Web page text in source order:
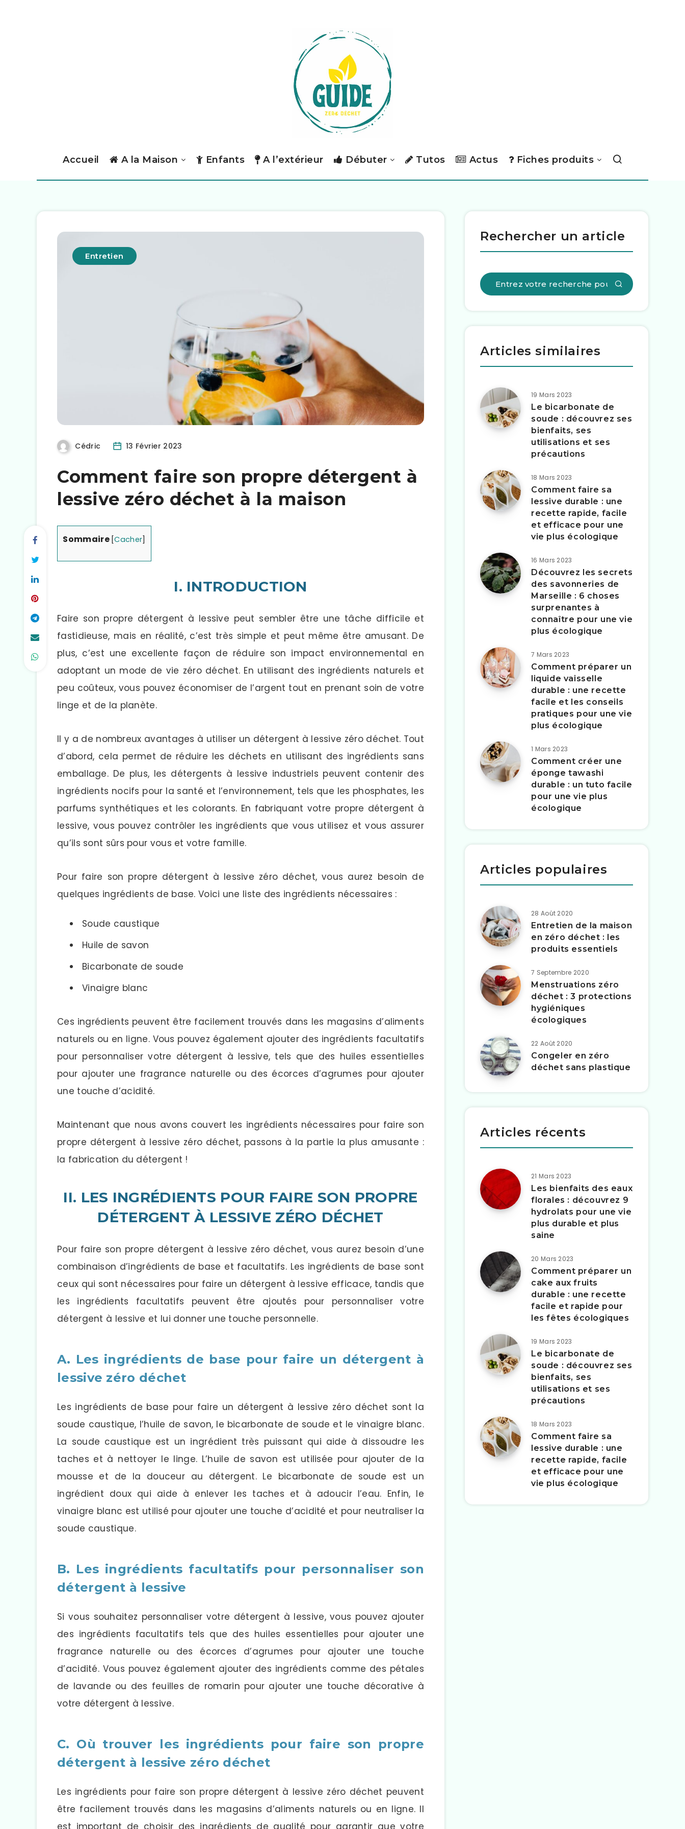
Accueil A la Maison Enfants A l’extérieur Débuter Tutos Actus Fiches produits
Entretien
Cédric 13 Février 2023
Comment faire son propre détergent à
lessive zéro déchet à la maison
Sommaire [Cacher]
I. INTRODUCTION
Faire son propre détergent à lessive peut sembler être une tâche difficile et
fastidieuse, mais en réalité, c’est très simple et peut même être amusant. De
plus, c’est une excellente façon de réduire son impact environnemental en
adoptant un mode de vie zéro déchet. En utilisant des ingrédients naturels et
peu coûteux, vous pouvez économiser de l’argent tout en prenant soin de votre
linge et de la planète.
Il y a de nombreux avantages à utiliser un détergent à lessive zéro déchet. Tout
d’abord, cela permet de réduire les déchets en utilisant des ingrédients sans
emballage. De plus, les détergents à lessive industriels peuvent contenir des
ingrédients nocifs pour la santé et l’environnement, tels que les phosphates, les
parfums synthétiques et les colorants. En fabriquant votre propre détergent à
lessive, vous pouvez contrôler les ingrédients que vous utilisez et vous assurer
qu’ils sont sûrs pour vous et votre famille.
Pour faire son propre détergent à lessive zéro déchet, vous aurez besoin de
quelques ingrédients de base. Voici une liste des ingrédients nécessaires :
Soude caustique
Huile de savon
Bicarbonate de soude
Vinaigre blanc
Ces ingrédients peuvent être facilement trouvés dans les magasins d’aliments
naturels ou en ligne. Vous pouvez également ajouter des ingrédients facultatifs
pour personnaliser votre détergent à lessive, tels que des huiles essentielles
pour ajouter une fragrance naturelle ou des écorces d’agrumes pour ajouter
une touche d’acidité.
Maintenant que nous avons couvert les ingrédients nécessaires pour faire son
propre détergent à lessive zéro déchet, passons à la partie la plus amusante :
la fabrication du détergent !
II. LES INGRÉDIENTS POUR FAIRE SON PROPRE
DÉTERGENT À LESSIVE ZÉRO DÉCHET
Pour faire son propre détergent à lessive zéro déchet, vous aurez besoin d’une
combinaison d’ingrédients de base et facultatifs. Les ingrédients de base sont
ceux qui sont nécessaires pour faire un détergent à lessive efficace, tandis que
les ingrédients facultatifs peuvent être ajoutés pour personnaliser votre
détergent à lessive et lui donner une touche personnelle.
A. Les ingrédients de base pour faire un détergent à
lessive zéro déchet
Les ingrédients de base pour faire un détergent à lessive zéro déchet sont la
soude caustique, l’huile de savon, le bicarbonate de soude et le vinaigre blanc.
La soude caustique est un ingrédient très puissant qui aide à dissoudre les
taches et à nettoyer le linge. L’huile de savon est utilisée pour ajouter de la
mousse et de la douceur au détergent. Le bicarbonate de soude est un
ingrédient doux qui aide à enlever les taches et à adoucir l’eau. Enfin, le
vinaigre blanc est utilisé pour ajouter une touche d’acidité et pour neutraliser la
soude caustique.
B. Les ingrédients facultatifs pour personnaliser son
détergent à lessive
Si vous souhaitez personnaliser votre détergent à lessive, vous pouvez ajouter
des ingrédients facultatifs tels que des huiles essentielles pour ajouter une
fragrance naturelle ou des écorces d’agrumes pour ajouter une touche
d’acidité. Vous pouvez également ajouter des ingrédients comme des pétales
de lavande ou des feuilles de romarin pour ajouter une touche décorative à
votre détergent à lessive.
C. Où trouver les ingrédients pour faire son propre
détergent à lessive zéro déchet
Les ingrédients pour faire son propre détergent à lessive zéro déchet peuvent
être facilement trouvés dans les magasins d’aliments naturels ou en ligne. Il
Rechercher un article
Articles similaires
19 Mars 2023
Le bicarbonate de
soude : découvrez ses
bienfaits, ses
utilisations et ses
précautions
18 Mars 2023
Comment faire sa
lessive durable : une
recette rapide, facile
et efficace pour une
vie plus écologique
16 Mars 2023
Découvrez les secrets
des savonneries de
Marseille : 6 choses
surprenantes à
connaître pour une vie
plus écologique
7 Mars 2023
Comment préparer un
liquide vaisselle
durable : une recette
facile et les conseils
pratiques pour une vie
plus écologique
1 Mars 2023
Comment créer une
éponge tawashi
durable : un tuto facile
pour une vie plus
écologique
Articles populaires
28 Août 2020
Entretien de la maison
en zéro déchet : les
produits essentiels
7 Septembre 2020
Menstruations zéro
déchet : 3 protections
hygiéniques
écologiques
22 Août 2020
Congeler en zéro
déchet sans plastique
Articles récents
21 Mars 2023
Les bienfaits des eaux
florales : découvrez 9
hydrolats pour une vie
plus durable et plus
saine
20 Mars 2023
Comment préparer un
cake aux fruits
durable : une recette
facile et rapide pour
les fêtes écologiques
19 Mars 2023
Le bicarbonate de
soude : découvrez ses
bienfaits, ses
utilisations et ses
précautions
18 Mars 2023
Comment faire sa
lessive durable : une
recette rapide, facile
et efficace pour une
vie plus écologique